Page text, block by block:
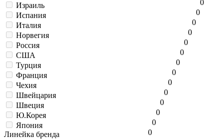
0
Израиль
0
Испания
0
Италия
0
Норвегия
0
Россия
0
США
0
Турция
0
Франция
0
Чехия
0
Швейцария
0
Швеция
0
Ю.Корея
0
Япония
0
Линейка бренда